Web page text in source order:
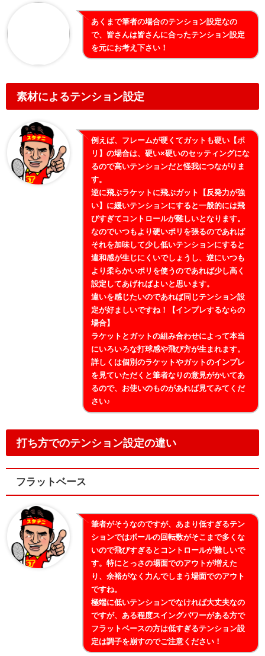
あくまで筆者の場合のテンション設定なの
で、皆さんは皆さんに合ったテンション設定
を元にお考え下さい！
素材によるテンション設定
例えば、フレームが硬くてガットも硬い【ポ
リ】の場合は、硬い×硬いのセッティングにな
るので高いテンションだと怪我につながりま
す。
逆に飛ぶラケットに飛ぶガット【反発力が強
い】に緩いテンションにすると一般的には飛
びすぎてコントロールが難しいとなります。
なのでいつもより硬いポリを張るのであれば
それを加味して少し低いテンションにすると
違和感が生じにくいでしょうし、逆にいつも
より柔らかいポリを使うのであれば少し高く
設定してあげればよいと思います。
違いを感じたいのであれば同じテンション設
定が好ましいですね！【インプレするならの
場合】
ラケットとガットの組み合わせによって本当
にいろいろな打球感や飛び方が生まれます。
詳しくは個別のラケットやガットのインプレ
を見ていただくと筆者なりの意見がかいてあ
るので、お使いのものがあれば見てみてくだ
さい♪
打ち方でのテンション設定の違い
フラットベース
筆者がそうなのですが、あまり低すぎるテン
ションではボールの回転数がそこまで多くな
いので飛びすぎるとコントロールが難しいで
す。特にとっさの場面でのアウトが増えた
り、余裕がなく力んでしまう場面でのアウト
ですね。
極端に低いテンションでなければ大丈夫なの
ですが、ある程度スイングパワーがある方で
フラットベースの方は低すぎるテンション設
定は調子を崩すのでご注意ください！